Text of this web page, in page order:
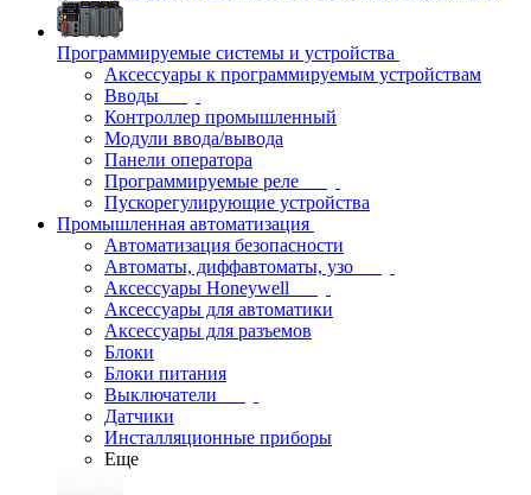
Программируемые системы и устройства
Аксессуары к программируемым устройствам
Вводы
Контроллер промышленный
Модули ввода/вывода
Панели оператора
Программируемые реле
Пускорегулирующие устройства
Промышленная автоматизация
Автоматизация безопасности
Автоматы, диффавтоматы, узо
Аксессуары Honeywell
Аксессуары для автоматики
Аксессуары для разъемов
Блоки
Блоки питания
Выключатели
Датчики
Инсталляционные приборы
Еще